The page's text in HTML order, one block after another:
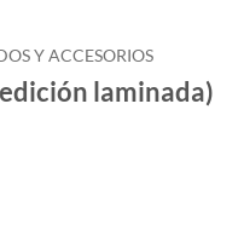
Y ACCESORIOS
laminada)